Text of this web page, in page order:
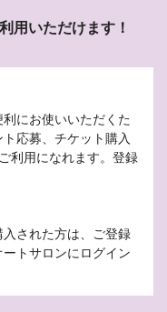
用いただけます！
にお使いいただくた
応募、チケット購入
利用になれます。登録
された方は、ご登録
トサロンにログイン